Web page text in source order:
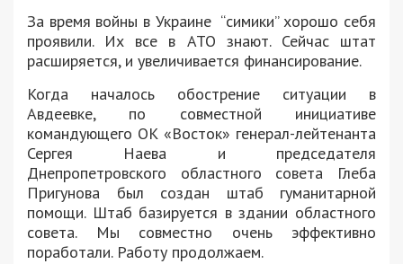
За время войны в Украине “симики” хорошо себя
проявили. Их все в АТО знают. Сейчас штат
расширяется, и увеличивается финансирование.
Когда началось обострение ситуации в
Авдеевке, по совместной инициативе
командующего ОК «Восток» генерал-лейтенанта
Сергея Наева и председателя
Днепропетровского областного совета Глеба
Пригунова был создан штаб гуманитарной
помощи. Штаб базируется в здании областного
совета. Мы совместно очень эффективно
поработали. Работу продолжаем.